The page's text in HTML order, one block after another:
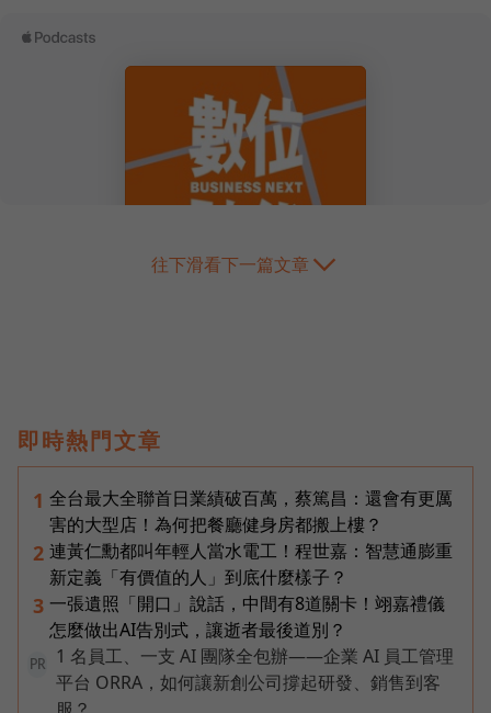
往下滑看下一篇文章
即時熱門文章
1 全台最大全聯首日業績破百萬，蔡篤昌：還會有更厲
害的大型店！為何把餐廳健身房都搬上樓？
2 連黃仁勳都叫年輕人當水電工！程世嘉：智慧通膨重
新定義「有價值的人」到底什麼樣子？
3 一張遺照「開口」說話，中間有8道關卡！翊嘉禮儀
怎麼做出AI告別式，讓逝者最後道別？
PR
1 名員工、一支 AI 團隊全包辦——企業 AI 員工管理
平台 ORRA，如何讓新創公司撐起研發、銷售到客